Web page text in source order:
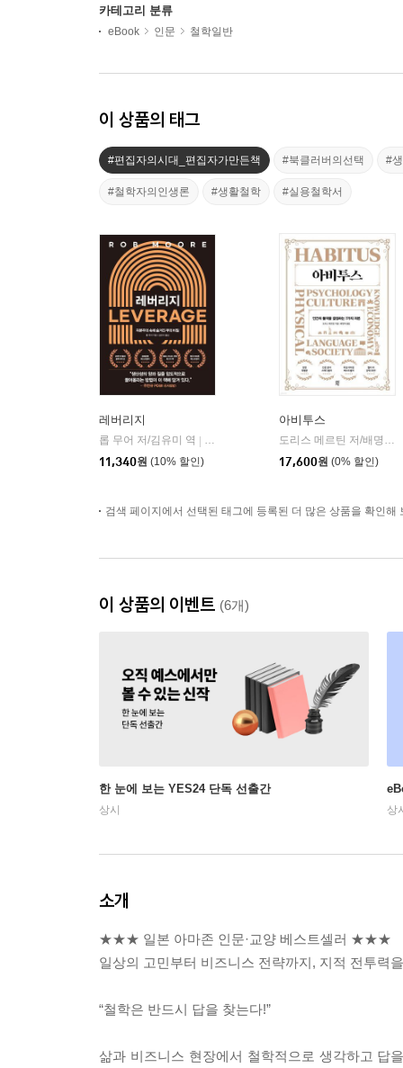
카테고리 분류
eBook 인문 철학일반
이 상품의 태그
#편집자의시대_편집자가만든책 #북클러버의선택 #
#철학자의인생론 #생활철학 #실용철학서
레버리지
롭 무어 저/김유미 역 |
11,340원 (10% 할인)
아비투스
17,600원 (0% 할인)
검색 페이지에서 선택된 태그에 등록된 더 많은 상품을 확인해
이 상품의 이벤트 (6개)
한 눈에 보는 YES24 단독 선출간
상시 상
소개
★★★ 일본 아마존 인문·교양 베스트셀러 ★★★
일상의 고민부터 비즈니스 전략까지, 지적 전투력
“철학은 반드시 답을 찾는다!”
삶과 비즈니스 현장에서 철학적으로 생각하고 답